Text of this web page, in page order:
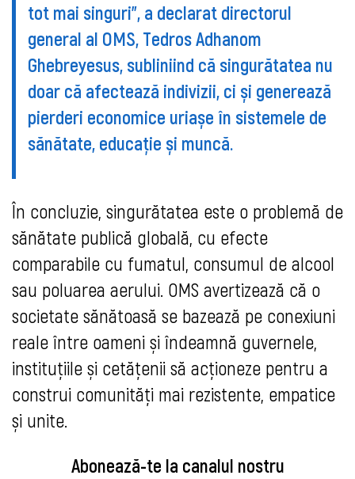
tot mai singuri”, a declarat directorul
general al OMS, Tedros Adhanom
Ghebreyesus, subliniind că singurătatea nu
doar că afectează indivizii, ci și generează
pierderi economice uriașe în sistemele de
sănătate, educație și muncă.
În concluzie, singurătatea este o problemă de
sănătate publică globală, cu efecte
comparabile cu fumatul, consumul de alcool
sau poluarea aerului. OMS avertizează că o
societate sănătoasă se bazează pe conexiuni
reale între oameni și îndeamnă guvernele,
instituțiile și cetățenii să acționeze pentru a
construi comunități mai rezistente, empatice
și unite.
Abonează-te la canalul nostru